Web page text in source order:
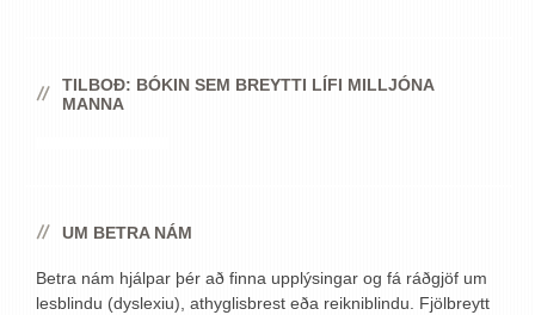
TILBOÐ: BÓKIN SEM BREYTTI LÍFI MILLJÓNA
MANNA
UM BETRA NÁM
Betra nám hjálpar þér að finna upplýsingar og fá ráðgjöf um
lesblindu (dyslexiu), athyglisbrest eða reikniblindu. Fjölbreytt